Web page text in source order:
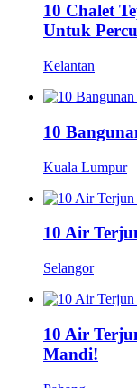
10 Chalet
Untuk
Kelantan
10
Kuala Lumpur
10 Air
Selangor
10 Air
Mandi!